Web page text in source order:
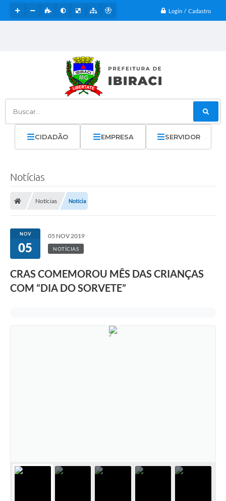
Login / Cadastro
Buscar...
CIDADÃO EMPRESA SERVIDOR
Notícias
Notícias Notícia
NOV
05
05 NOV 2019
NOTÍCIAS
CRAS COMEMOROU MÊS DAS CRIANÇAS
COM “DIA DO SORVETE”